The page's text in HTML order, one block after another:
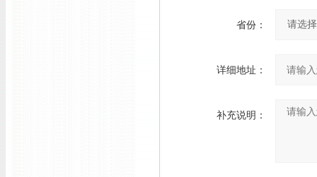
省份：
详细地址：
补充说明：